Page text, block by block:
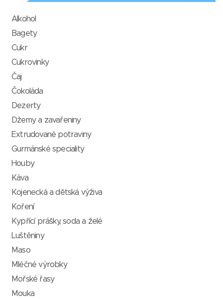
Alkohol
Bagety
Cukr
Cukrovinky
Čaj
Čokoláda
Dezerty
Džemy a zavařeniny
Extrudované potraviny
Gurmánské speciality
Houby
Káva
Kojenecká a dětská výživa
Koření
Kypřící prášky, soda a želé
Luštěniny
Maso
Mléčné výrobky
Mořské řasy
Mouka